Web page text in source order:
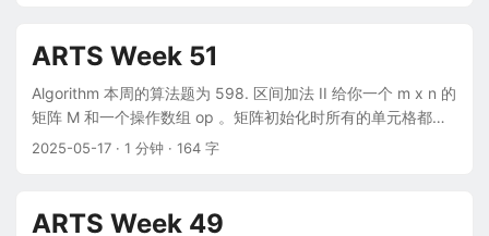
不白、不上不下的中间地带。 这个打卡活动，我从 2020 年 4
月底购买陈皓《左耳听风》课程时就知道了，起初打算试试
看，后来不知怎么就不了了之。这次重拾起来主要有三个目
的： 平时上班敲代码的机会变少，想通过刷算法题保持对代码
的感觉。 我有一份问题清单，记录着工作中遇到的问题、技术
补几次卡，应该就是过年放假时间长了点，其他时候都还好。
ARTS Week 51
Algorithm 本周的算法题为 598. 区间加法 II 给你一个 m x n 的
矩阵 M 和一个操作数组 op 。矩阵初始化时所有的单元格都为
0 。ops[i] = [ai, bi] 意味着当所有的 0 <= x < ai 和 0 <= y <
[[2,2],[3,3]] 输出: 4 解释: M 中最大的整数是 2, 而且 M 中有4
2025-05-17 · 1 分钟 · 164 字
ARTS Week 49